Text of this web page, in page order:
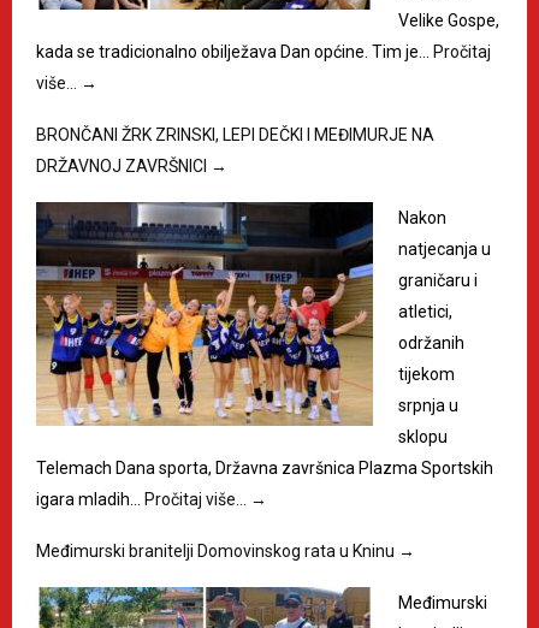
Velike Gospe,
kada se tradicionalno obilježava Dan općine. Tim je…
Pročitaj
više…
→
BRONČANI ŽRK ZRINSKI, LEPI DEČKI I MEĐIMURJE NA
DRŽAVNOJ ZAVRŠNICI →
Nakon
natjecanja u
graničaru i
atletici,
održanih
tijekom
srpnja u
sklopu
Telemach Dana sporta, Državna završnica Plazma Sportskih
igara mladih…
Pročitaj više… →
Međimurski branitelji Domovinskog rata u Kninu →
Međimurski